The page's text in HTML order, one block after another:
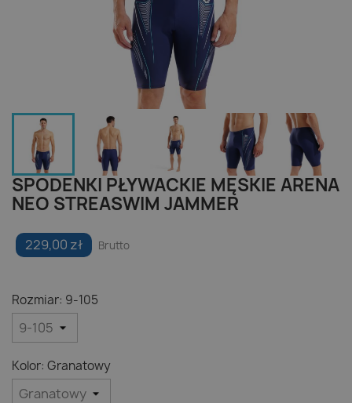
SPODENKI PŁYWACKIE MĘSKIE ARENA
NEO STREASWIM JAMMER
229,00 zł Brutto
Rozmiar: 9-105
Kolor: Granatowy